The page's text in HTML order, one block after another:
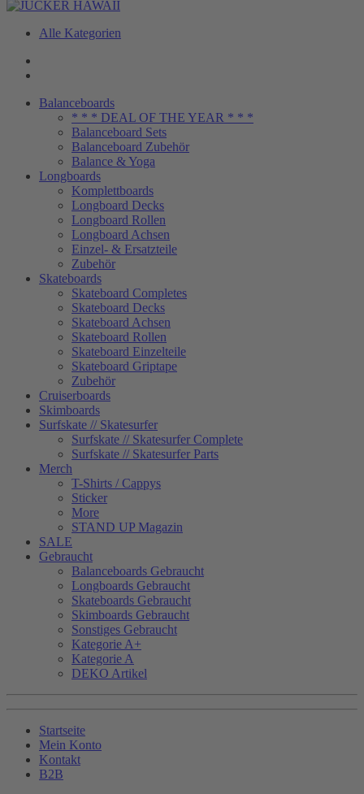
Alle Kategorien
Balanceboards
* * * DEAL OF THE YEAR * * *
Balanceboard Sets
Balanceboard Zubehör
Balance & Yoga
Longboards
Komplettboards
Longboard Decks
Longboard Rollen
Longboard Achsen
Einzel- & Ersatzteile
Zubehör
Skateboards
Skateboard Completes
Skateboard Decks
Skateboard Achsen
Skateboard Rollen
Skateboard Einzelteile
Skateboard Griptape
Zubehör
Cruiserboards
Skimboards
Surfskate // Skatesurfer
Surfskate // Skatesurfer Complete
Surfskate // Skatesurfer Parts
Merch
T-Shirts / Cappys
Sticker
More
STAND UP Magazin
SALE
Gebraucht
Balanceboards Gebraucht
Longboards Gebraucht
Skateboards Gebraucht
Skimboards Gebraucht
Sonstiges Gebraucht
Kategorie A+
Kategorie A
DEKO Artikel
Startseite
Mein Konto
Kontakt
B2B